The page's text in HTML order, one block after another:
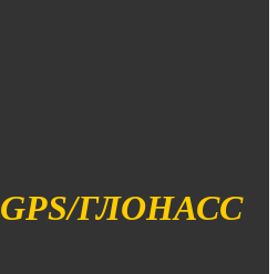
GPS/ГЛОНАСС